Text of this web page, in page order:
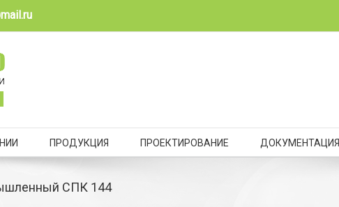
ПРОДУКЦИЯ ПРОЕКТИРОВАНИЕ ДОКУМЕНТАЦИЯ
СПК 144